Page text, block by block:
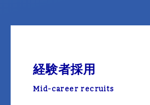
経験者採用
Mid-career recruits